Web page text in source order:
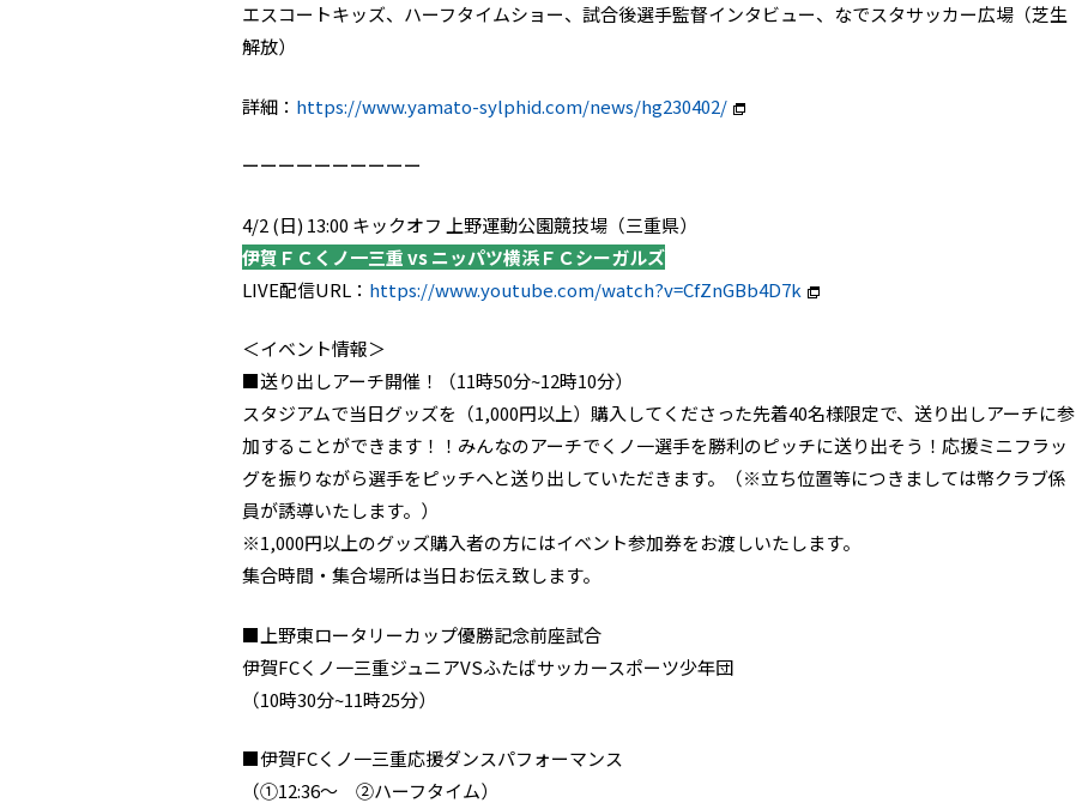
エスコートキッズ、ハーフタイムショー、試合後選手監督インタビュー、なでスタサッカー広場（芝生
解放）
詳細： https://www.yamato-sylphid.com/news/hg230402/
ーーーーーーーーーー
4/2 (日) 13:00 キックオフ 上野運動公園競技場（三重県）
伊賀ＦＣくノ一三重 vs ニッパツ横浜ＦＣシーガルズ
LIVE配信URL： https://www.youtube.com/watch?v=CfZnGBb4D7k
＜イベント情報＞
■送り出しアーチ開催！（11時50分~12時10分）
スタジアムで当日グッズを（1,000円以上）購入してくださった先着40名様限定で、送り出しアーチに参
加することができます！！みんなのアーチでくノ一選手を勝利のピッチに送り出そう！応援ミニフラッ
グを振りながら選手をピッチへと送り出していただきます。（※立ち位置等につきましては幣クラブ係
員が誘導いたします。）
※1,000円以上のグッズ購入者の方にはイベント参加券をお渡しいたします。
集合時間・集合場所は当日お伝え致します。
■上野東ロータリーカップ優勝記念前座試合
伊賀FCくノ一三重ジュニアVSふたばサッカースポーツ少年団
（10時30分~11時25分）
■伊賀FCくノ一三重応援ダンスパフォーマンス
（①12:36～ ②ハーフタイム）